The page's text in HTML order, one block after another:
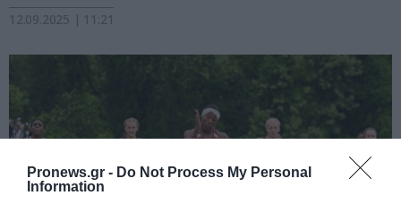
Pronews.gr - Do Not Process My Personal
Information
12.09.2025 | 11:21